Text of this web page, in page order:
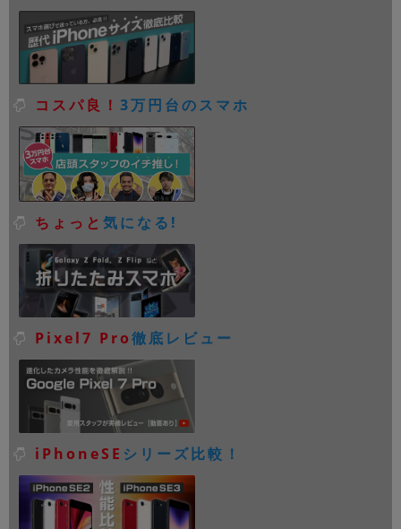
コスパ良！ 3万円台のスマホ
ちょっと 気になる!
Pixel7 Pro徹底レビュー
iPhoneSE シリーズ比較！